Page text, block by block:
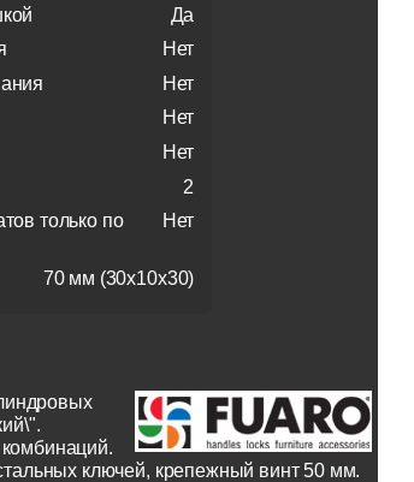
Да
Нет
Нет
Нет
Нет
2
только по
Нет
70 мм (30x10x30)
ключей, крепежный винт 50 мм.